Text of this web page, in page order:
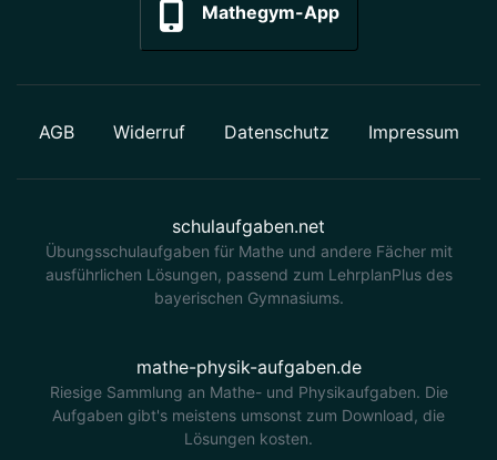
Mathegym-App
AGB Widerruf Datenschutz Impressum
schulaufgaben.net
Übungsschulaufgaben für Mathe und andere Fächer mit
ausführlichen Lösungen, passend zum LehrplanPlus des
bayerischen Gymnasiums.
mathe-physik-aufgaben.de
Riesige Sammlung an Mathe- und Physikaufgaben. Die
Aufgaben gibt's meistens umsonst zum Download, die
Lösungen kosten.